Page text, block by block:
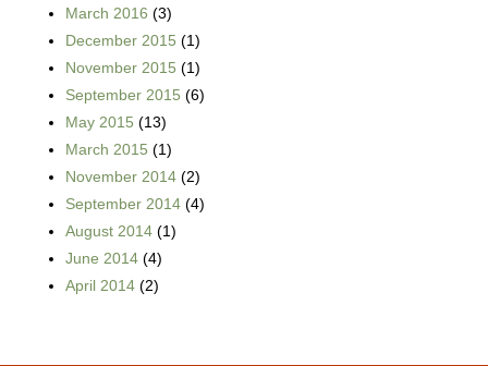
March 2016 (3)
December 2015 (1)
November 2015 (1)
September 2015 (6)
May 2015 (13)
March 2015 (1)
November 2014 (2)
September 2014 (4)
August 2014 (1)
June 2014 (4)
April 2014 (2)